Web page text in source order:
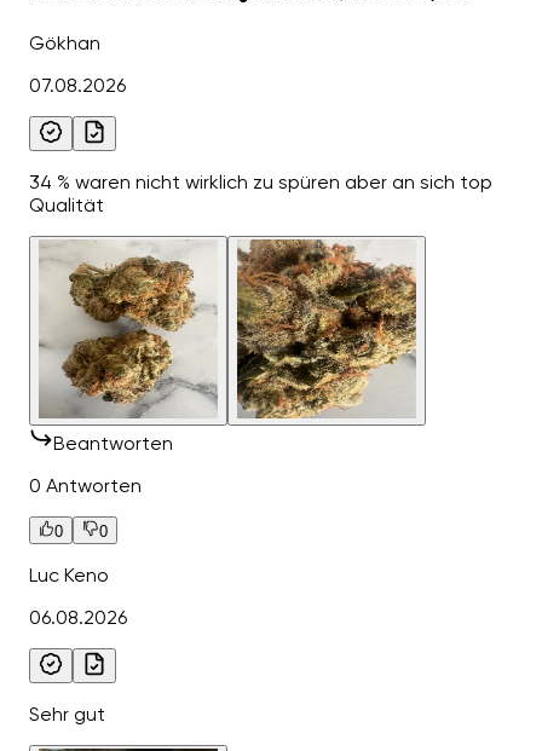
Gökhan
07.08.2026
34 % waren nicht wirklich zu spüren aber an sich top
Qualität
Beantworten
0 Antworten
0 0
Luc Keno
06.08.2026
Sehr gut